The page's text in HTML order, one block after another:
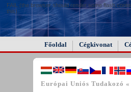
FAIL (the browser should render some flash
this).
Főoldal Cégkivonat
Európai Uniós Tudakozó